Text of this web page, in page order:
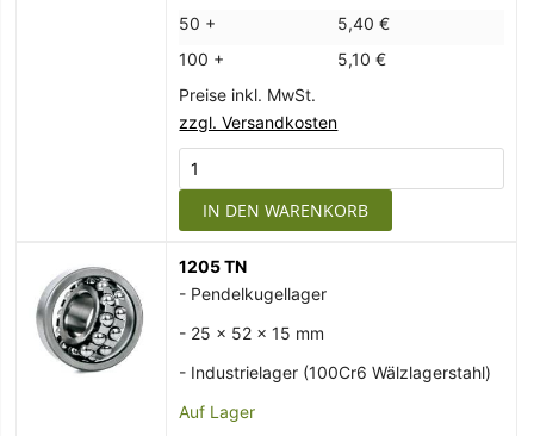
50 +
5,40 €
100 +
5,10 €
Preise inkl. MwSt.
zzgl. Versandkosten
IN DEN WARENKORB
1205 TN
- Pendelkugellager
- 25 x 52 x 15 mm
- Industrielager (100Cr6 Wälzlagerstahl)
Auf Lager